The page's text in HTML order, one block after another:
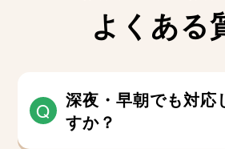
よくある
深夜・早朝でも対応
すか？